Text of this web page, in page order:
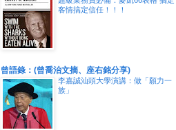
客情搞定信任！！！
曾語錄：(曾喬治文摘、座右銘分享)
李嘉誠汕頭大學演講：做「願力一
族」